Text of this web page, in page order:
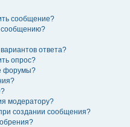
сообщение?
сообщению?
ответа?
опрос?
форумы?
модератору?
создании сообщения?